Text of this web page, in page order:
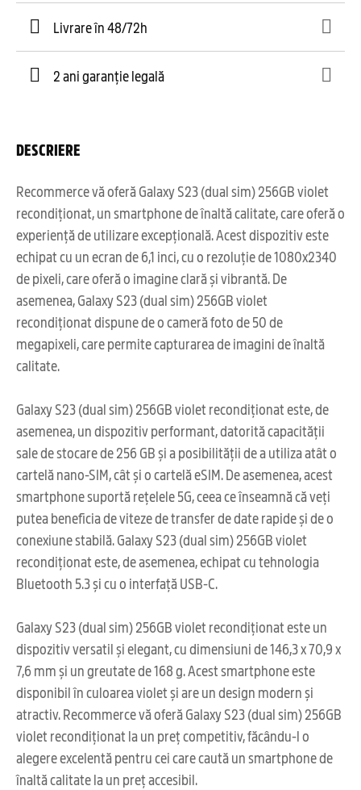
Livrare în 48/72h
2 ani garanție legală
DESCRIERE
Recommerce vă oferă Galaxy S23 (dual sim) 256GB violet
recondiționat, un smartphone de înaltă calitate, care oferă o
experiență de utilizare excepțională. Acest dispozitiv este
echipat cu un ecran de 6,1 inci, cu o rezoluție de 1080x2340
de pixeli, care oferă o imagine clară și vibrantă. De
asemenea, Galaxy S23 (dual sim) 256GB violet
recondiționat dispune de o cameră foto de 50 de
megapixeli, care permite capturarea de imagini de înaltă
calitate.
Galaxy S23 (dual sim) 256GB violet recondiționat este, de
asemenea, un dispozitiv performant, datorită capacității
sale de stocare de 256 GB și a posibilității de a utiliza atât o
cartelă nano-SIM, cât și o cartelă eSIM. De asemenea, acest
smartphone suportă rețelele 5G, ceea ce înseamnă că veți
putea beneficia de viteze de transfer de date rapide și de o
conexiune stabilă. Galaxy S23 (dual sim) 256GB violet
recondiționat este, de asemenea, echipat cu tehnologia
Bluetooth 5.3 și cu o interfață USB-C.
Galaxy S23 (dual sim) 256GB violet recondiționat este un
dispozitiv versatil și elegant, cu dimensiuni de 146,3 x 70,9 x
7,6 mm și un greutate de 168 g. Acest smartphone este
disponibil în culoarea violet și are un design modern și
atractiv. Recommerce vă oferă Galaxy S23 (dual sim) 256GB
violet recondiționat la un preț competitiv, făcându-l o
alegere excelentă pentru cei care caută un smartphone de
înaltă calitate la un preț accesibil.